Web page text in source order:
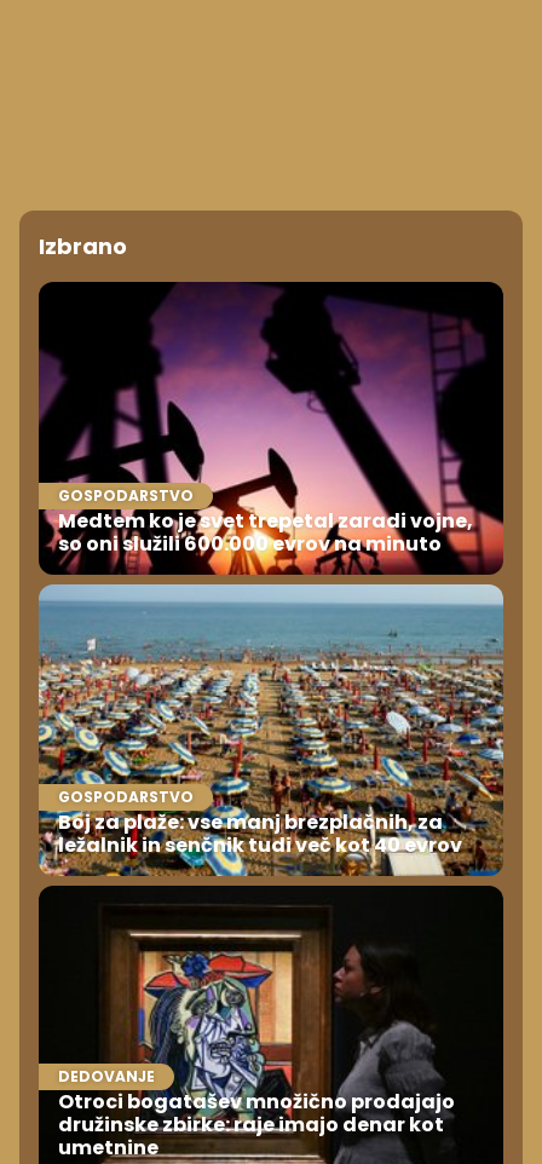
Izbrano
GOSPODARSTVO
Medtem ko je svet trepetal zaradi vojne,
so oni služili 600.000 evrov na minuto
GOSPODARSTVO
Boj za plaže: vse manj brezplačnih, za
ležalnik in senčnik tudi več kot 40 evrov
DEDOVANJE
Otroci bogatašev množično prodajajo
družinske zbirke: raje imajo denar kot
umetnine